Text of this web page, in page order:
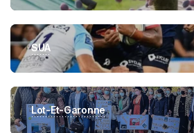
SUA
Lot-Et-Garonne